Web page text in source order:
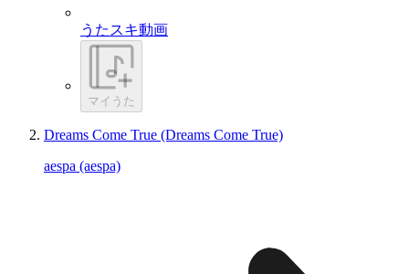
うたスキ動画
マイうた
Dreams Come True (Dreams Come True)
aespa (aespa)